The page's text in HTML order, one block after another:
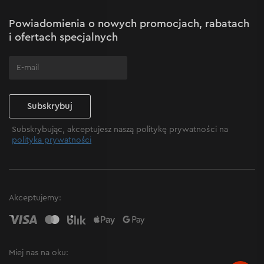
Powiadomienia o nowych promocjach, rabatach
i ofertach specjalnych
Subskrybuj
Subskrybując, akceptujesz naszą politykę prywatności na
polityka prywatności
Akceptujemy:
Miej nas na oku: